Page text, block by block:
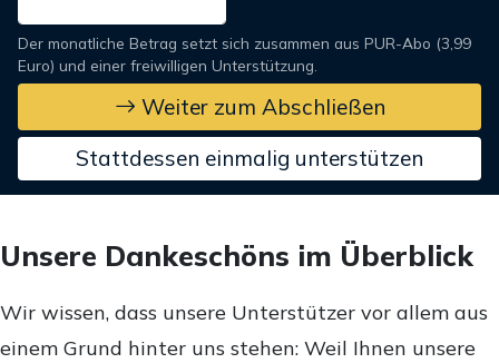
Der monatliche Betrag setzt sich zusammen aus PUR-Abo (3,99
Euro) und einer freiwilligen Unterstützung.
Weiter zum Abschließen
Stattdessen einmalig unterstützen
Unsere Dankeschöns im Überblick
Wir wissen, dass unsere Unterstützer vor allem aus
einem Grund hinter uns stehen: Weil Ihnen unsere